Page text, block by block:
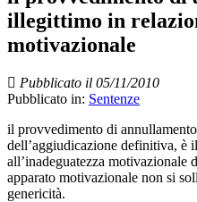
illegittimo in
motivazionale
Pubblicato il 05/11/2010
Pubblicato in: Sentenze
il provvedimento di
dell’aggiudicazione definitiva, è
all’inadeguatezza motivazionale
apparato motivazionale non si
genericità.